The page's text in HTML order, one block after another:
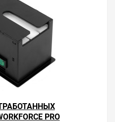
PRO